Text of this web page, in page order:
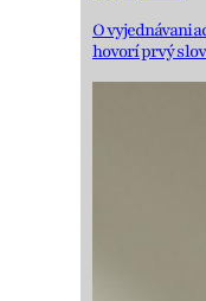
O
hovorí prvý